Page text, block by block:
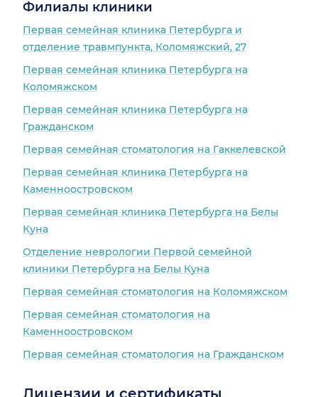
Филиалы клиники
Первая семейная клиника Петербурга и
отделение травмпункта, Коломяжский, 27
Первая семейная клиника Петербурга на
Коломяжском
Первая семейная клиника Петербурга на
Гражданском
Первая семейная стоматология на Гаккелевской
Первая семейная клиника Петербурга на
Каменноостровском
Первая семейная клиника Петербурга на Белы
Куна
Отделение неврологии Первой семейной
клиники Петербурга на Белы Куна
Первая семейная стоматология на Коломяжском
Первая семейная стоматология на
Каменноостровском
Первая семейная стоматология на Гражданском
Лицензии и сертификаты